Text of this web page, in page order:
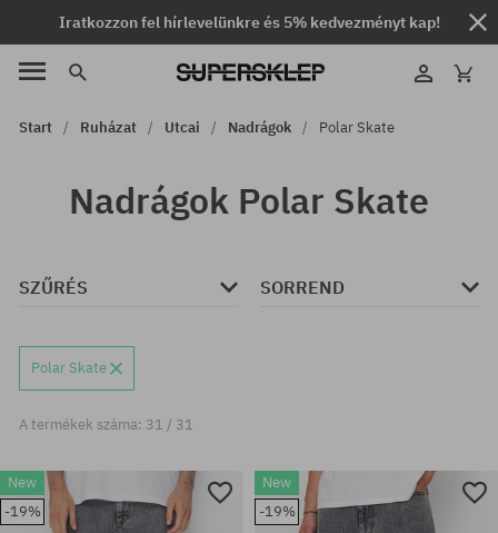
Iratkozzon fel hírlevelünkre és 5% kedvezményt kap!
Start Ruházat Utcai Nadrágok Polar Skate
Nadrágok Polar Skate
SZŰRÉS SORREND
Polar Skate
A termékek száma: 31 / 31
New
-19%
New
-19%